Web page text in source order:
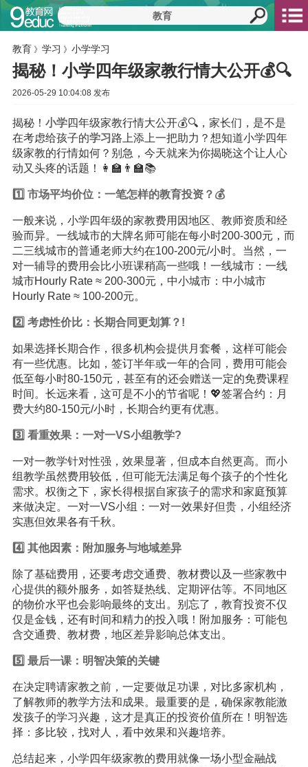
教育 》 学习 》 小学学习
揭秘！小学四年级家教行情大公开💰🔍
2026-05-29 10:04:08 发布
揭秘！ 小学四年级家教行情大公开💰🔍，家长们，是不是
在考虑给孩子的学习 路上添上一把助力？想知道小学四年
级家教的行情如何？别急，今天就来为你揭晓这个让人心
动又头疼的话题！👩‍🏫👨‍🏫📚
1️⃣ 市场平均价位：一笔怎样的教育投资？💰
一般来说，小学四年级的家教费用因地区、教师资质和经
验而异。一线城市的大牌名师可能在每小时200-300元，而
二三线城市的普通老师大约在100-200元/小时。当然，一
对一辅导的费用会比小班课稍高一些哦！一线城市：一线
城市Hourly Rate ≈ 200-300元，中小城市：中小城市
Hourly Rate ≈ 100-200元。
2️⃣ 考虑性价比：长期合同更划算？!
如果选择长期合作，很多机构会提供月套餐，这样可能会
有一些优惠。比如，签订半年或一年的合同，费用可能会
低至每小时80-150元，甚至有的还会赠送一定的免费课程
时间。长远来看，这可是不小的节省呢！💖签署合约：月
费大约80-150元/小时，长期合约更有优惠。
3️⃣ 看重效果：一对一VS小组教学?
一对一教学针对性强，效果显著，但成本自然更高。而小
组教学虽然费用较低，但可能无法满足每个孩子的个性化
需求。权衡之下，家长得根据自家孩子的需求和家庭预算
来做决定。一对一VS小组：一对一效果好但贵，小组经济
实惠但效果各有千秋。
4️⃣ 其他因素：附加服务与地域差异
除了基础费用，还要考虑交通费、教材费以及一些家教中
心提供的额外服务，如答疑热线、定期评估等。不同地区
的物价水平也会影响最终的支出。别忘了，教育投资不仅
仅是金钱，还有时间和精力的投入哦！附加服务：可能包
含交通费、教材费，地区差异影响总体支出。
5️⃣ 最后一课：明智决策的关键
在决定聘请家教之前，一定要做足功课，对比多家机构，
了解教师的教学方法和成果。最重要的是，确保家教能激
发孩子的学习兴趣，这才是真正的投资价值所在！明智选
择：多比较，找对人，看中效果和兴趣培养。
总结起来，小学四年级家教的费用就像一场小型金融战